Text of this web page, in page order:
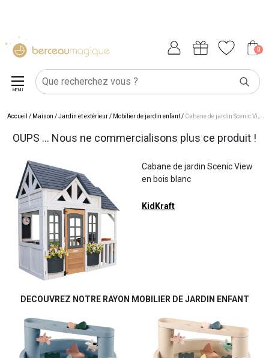
0
MENU
Accueil / Maison /Jardin et extérieur/ Mobilier de jardin enfant/ Cabane de jardin Scenic View en bois blanc
OUPS ... Nous ne commercialisons plus ce produit !
Cabane de jardin Scenic View
en bois blanc
KidKraft
DECOUVREZ NOTRE RAYON MOBILIER DE JARDIN ENFANT